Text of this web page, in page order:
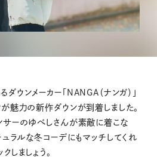
ウンメーカー「NANGA（ナンガ）」
魅力の新作ダウンが到着しました。
サーのゆべしさんが素敵に着こな
ュラルな冬コーデにもマッチしてくれ
しましょう。